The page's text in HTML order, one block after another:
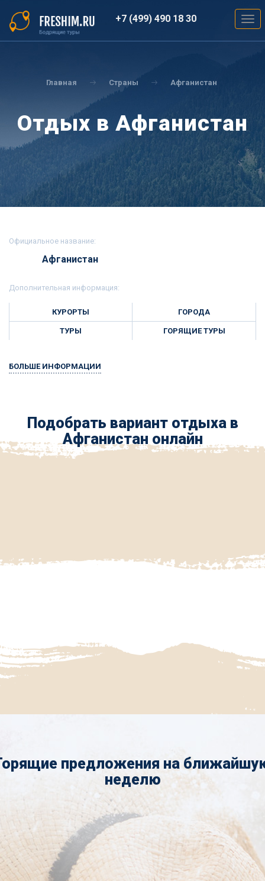
основному
содержанию
+7 (499) 490 18 30
Главная Страны Афганистан
Отдых в Афганистан
Официальное название:
Афганистан
Дополнительная информация:
КУРОРТЫ ГОРОДА
ТУРЫ ГОРЯЩИЕ ТУРЫ
БОЛЬШЕ ИНФОРМАЦИИ
Подобрать вариант отдыха в
Афганистан онлайн
предложения на
неделю